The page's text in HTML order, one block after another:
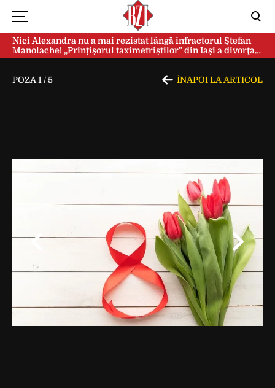
Nici Alexandra nu a mai rezistat lângă infractorul Ștefan
Manolache! „Prințișorul taximetriștilor” din Iași a divorţat
după doi ani de căsnicie
POZA 1 /5 ÎNAPOI LA ARTICOL